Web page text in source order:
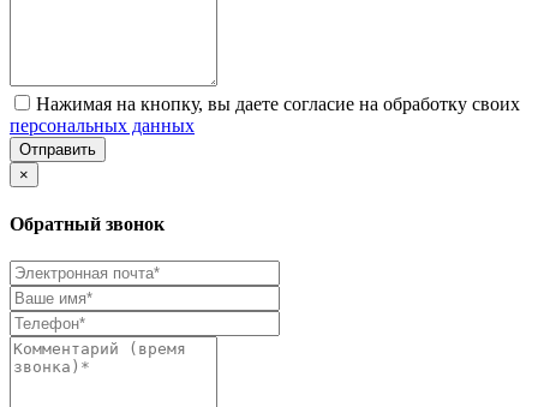
Нажимая на кнопку, вы даете согласие на обработку своих
персональных данных
Отправить
×
Обратный звонок